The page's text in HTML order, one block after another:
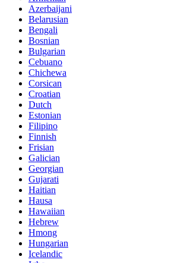
Azerbaijani
Belarusian
Bengali
Bosnian
Bulgarian
Cebuano
Chichewa
Corsican
Croatian
Dutch
Estonian
Filipino
Finnish
Frisian
Galician
Georgian
Gujarati
Haitian
Hausa
Hawaiian
Hebrew
Hmong
Hungarian
Icelandic